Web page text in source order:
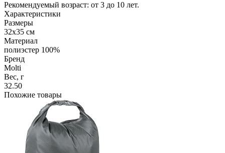
Рекомендуемый возраст: от 3 до 10 лет.
Характеристики
Размеры
32х35 см
Материал
полиэстер 100%
Бренд
Molti
Вес, г
32.50
Похожие товары